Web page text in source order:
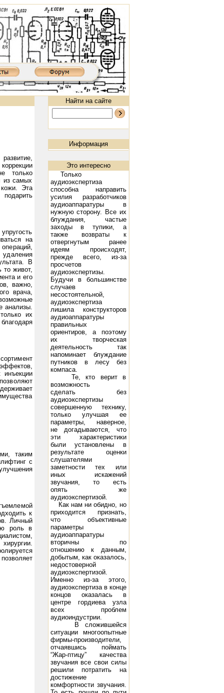
XD850MKIII: 300B, 2х9 Вт Ламповый усилитель XD8502AIII: 300B, 2х9 Вт
2х10 Вт
система Music Angel TK-10: 10 - 250 Вт, 45 Гц - 22 кГц, 8 Ом, 97 дБ/Вт/м
Voltage -98 Peak A.F. Grid Voltage 93 D.C. Plate Current (ma.) 95 Power Output (watts) 15 21
только
из самых
Эта
на
В
то живот,
и его
важно,
врача,
анализы.
их
инъекции
таким
с
к
Личный
роль в
Найти на сайте
Информация
Это интересно
Только
аудиоэкспертиза
способна направить
усилия разработчиков
аудиоаппаратуры в
нужную сторону. Все их
блуждания, частые
заходы в тупики, а
также возвраты к
отвергнутым ранее
идеям происходят,
прежде всего, из-за
просчетов
аудиоэкспертизы.
Будучи в большинстве
случаев
несостоятельной,
аудиоэкспертиза
лишила конструкторов
аудиоаппаратуры
правильных
ориентиров, а поэтому
их творческая
деятельность так
напоминает блуждание
путников в лесу без
компаса.
Те, кто верит в
возможность
сделать без
аудиоэкспертизы
совершенную технику,
только улучшая ее
параметры, наверное,
не догадываются, что
эти характеристики
были установлены в
результате оценки
слушателями
заметности тех или
иных искажений
звучания, то есть
опять же
аудиоэкспертизой.
Как нам ни обидно, но
приходится признать,
что объективные
параметры
аудиоаппаратуры
вторичны по
отношению к данным,
добытым, как оказалось,
недостоверной
аудиоэкспертизой.
Именно из-за этого,
аудиоэкспертиза в конце
концов оказалась в
центре гордиева узла
всех проблем
аудиоиндустрии.
В сложившейся
ситуации многоопытные
фирмы-производители,
отчаявшись поймать
“Жар-птицу” качества
звучания все свои силы
решили потратить на
достижение
комфортности звучания.